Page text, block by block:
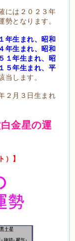
には２０２３年
勢となります。
年生まれ、昭和
年生まれ、昭和
１年生まれ、昭
５年生まれ、平
当します。
２月３日生まれ
金星の運
）】